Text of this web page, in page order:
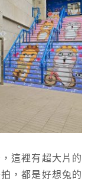
這裡有超大片的
，都是好想兔的